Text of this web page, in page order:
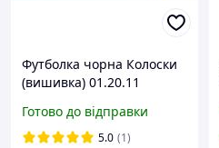
Футболка чорна Колоски
(вишивка) 01.20.11
Готово до відправки
5.0 (1)